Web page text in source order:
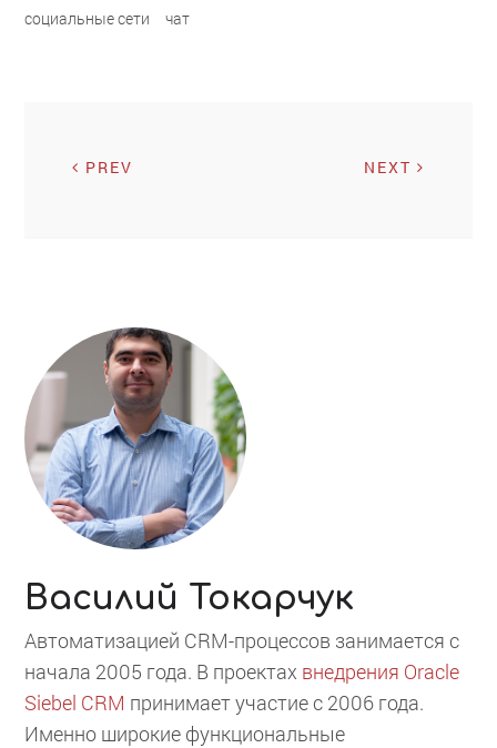
социальные сети чат
PREV NEXT
Василий Токарчук
Автоматизацией CRM-процессов занимается с
начала 2005 года. В проектах внедрения Oracle
Siebel CRM принимает участие с 2006 года.
Именно широкие функциональные